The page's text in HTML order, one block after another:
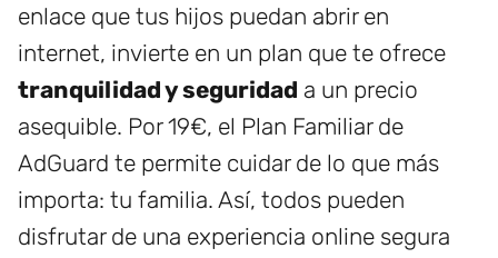
enlace que tus hijos puedan abrir en
internet, invierte en un plan que te ofrece
tranquilidad y seguridad a un precio
asequible. Por 19€, el Plan Familiar de
AdGuard te permite cuidar de lo que más
importa: tu familia. Así, todos pueden
disfrutar de una experiencia online segura